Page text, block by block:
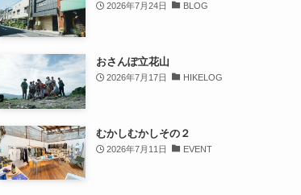
2026年7月24日 BLOG
おさんぽ立花山
2026年7月17日 HIKELOG
むかしむかしその２
2026年7月11日 EVENT